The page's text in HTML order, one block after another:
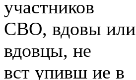
участников
СВО, вдовы или
вдовцы, не
вст упивш ие в